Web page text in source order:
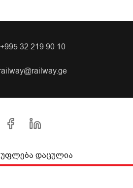
+995 32 219 90 10
დაცულია